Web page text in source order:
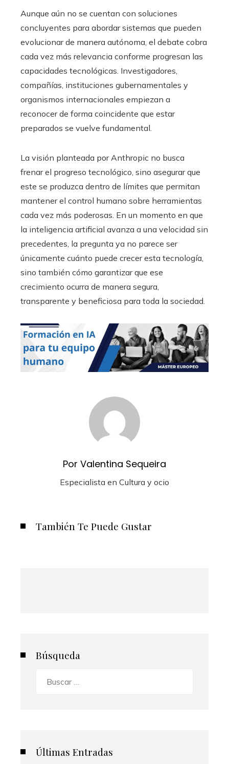
Aunque aún no se cuentan con soluciones
concluyentes para abordar sistemas que pueden
evolucionar de manera autónoma, el debate cobra
cada vez más relevancia conforme progresan las
capacidades tecnológicas. Investigadores,
compañías, instituciones gubernamentales y
organismos internacionales empiezan a
reconocer de forma coincidente que estar
preparados se vuelve fundamental.
La visión planteada por Anthropic no busca
frenar el progreso tecnológico, sino asegurar que
este se produzca dentro de límites que permitan
mantener el control humano sobre herramientas
cada vez más poderosas. En un momento en que
la inteligencia artificial avanza a una velocidad sin
precedentes, la pregunta ya no parece ser
únicamente cuánto puede crecer esta tecnología,
sino también cómo garantizar que ese
crecimiento ocurra de manera segura,
transparente y beneficiosa para toda la sociedad.
Por Valentina Sequeira
Especialista en Cultura y ocio
También Te Puede Gustar
Búsqueda
Últimas Entradas